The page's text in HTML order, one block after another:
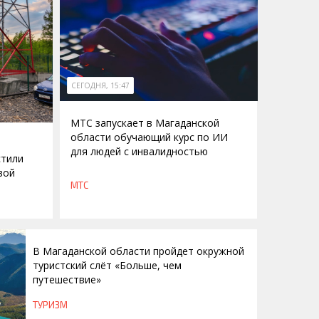
СЕГОДНЯ, 15:47
МТС запускает в Магаданской
области обучающий курс по ИИ
для людей с инвалидностью
МТС
В Магаданской области пройдет окружной
туристский слёт «Больше, чем
путешествие»
ТУРИЗМ